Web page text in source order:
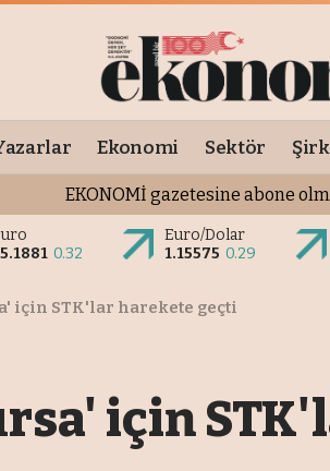
Ekonomi Sektör
EKONOMİ gazetesine abone
0.32
Euro/Dolar
1.15575 0.29
için STK'lar harekete geçti
için